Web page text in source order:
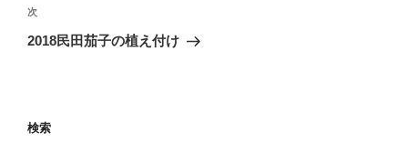
ゲ
ー
次
の
次
2018民田茄子の植え付け
検索